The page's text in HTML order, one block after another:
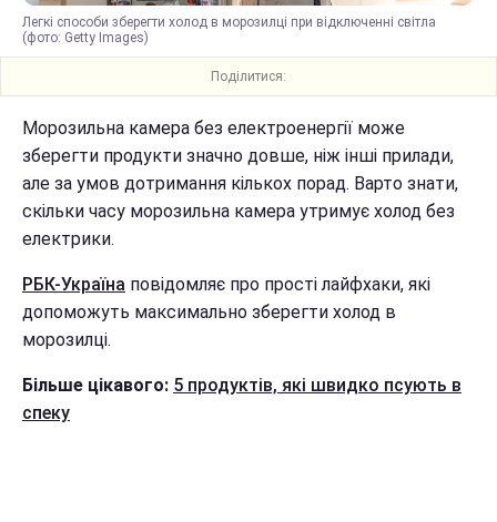
Легкі способи зберегти холод в морозилці при відключенні світла
(фото: Getty Images)
Поділитися:
Морозильна камера без електроенергії може
зберегти продукти значно довше, ніж інші прилади,
але за умов дотримання кількох порад. Варто знати,
скільки часу морозильна камера утримує холод без
електрики.
РБК-Україна повідомляє про прості лайфхаки, які
допоможуть максимально зберегти холод в
морозилці.
Більше цікавого: 5 продуктів, які швидко псують в
спеку